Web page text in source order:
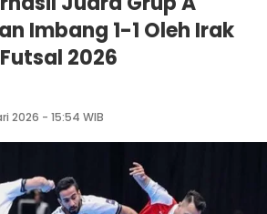
Imbang 1-1 Oleh Irak
2026
2026 - 15:54 WIB